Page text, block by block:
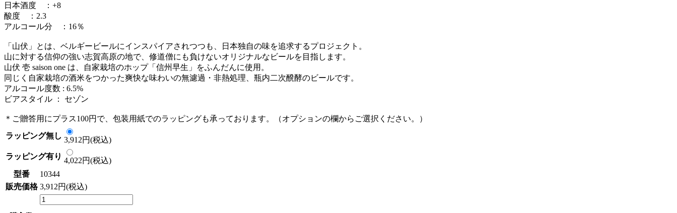
日本酒度 ：+8
酸度 ：2.3
アルコール分 ：16％
「山伏」とは、ベルギービールにインスパイアされつつも、日本独自の味を追求するプロジェクト。
山に対する信仰の強い志賀高原の地で、修道僧にも負けないオリジナルなビールを目指します。
山伏 壱 saison one は、自家栽培のホップ「信州早生」をふんだんに使用。
同じく自家栽培の酒米をつかった爽快な味わいの無濾過・非熱処理、瓶内二次醗酵のビールです。
アルコール度数 : 6.5%
ビアスタイル ： セゾン
＊ご贈答用にプラス100円で、包装用紙でのラッピングも承っております。（オプションの欄からご選択ください。）
ラッピング無し 3,912円(税込)
ラッピング有り 4,022円(税込)
型番
10344
販売価格 3,912円(税込)